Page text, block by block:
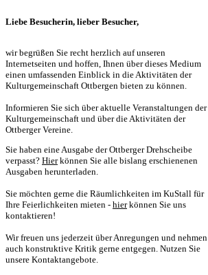
Liebe Besucherin, lieber Besucher,
wir begrüßen Sie recht herzlich auf unseren
Internetseiten und hoffen, Ihnen über dieses Medium
einen umfassenden Einblick in die Aktivitäten der
Kulturgemeinschaft Ottbergen bieten zu können.
Informieren Sie sich über aktuelle Veranstaltungen der
Kulturgemeinschaft und über die Aktivitäten der
Ottberger Vereine.
Sie haben eine Ausgabe der Ottberger Drehscheibe
verpasst? Hierkönnen Sie alle bislang erschienenen
Ausgaben herunterladen.
Sie möchten gerne die Räumlichkeiten im KuStall für
Ihre Feierlichkeiten mieten - hierkönnen Sie uns
kontaktieren!
Wir freuen uns jederzeit über Anregungen und nehmen
auch konstruktive Kritik gerne entgegen. Nutzen Sie
unsere Kontaktangebote.